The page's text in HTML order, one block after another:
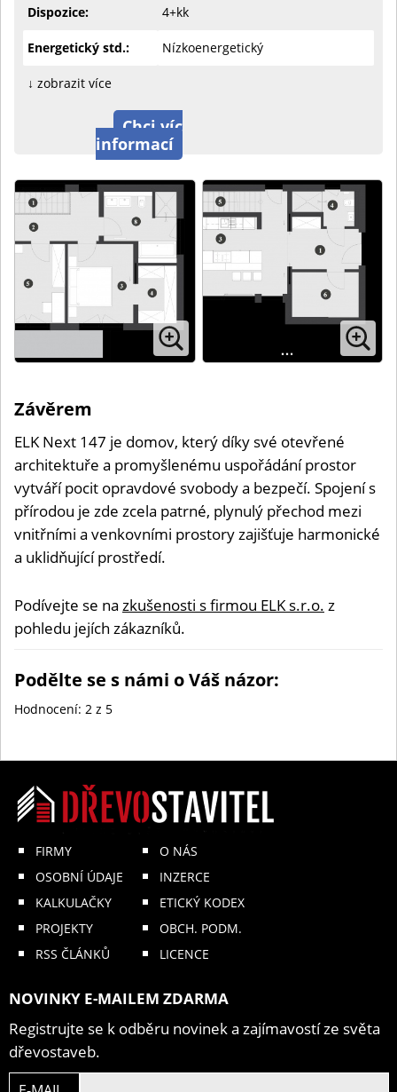
Dispozice: 4+kk
Energetický std.: Nízkoenergetický
↓ zobrazit více
Chci víc
informací
Závěrem
ELK Next 147 je domov, který díky své otevřené
architektuře a promyšlenému uspořádání prostor
vytváří pocit opravdové svobody a bezpečí. Spojení s
přírodou je zde zcela patrné, plynulý přechod mezi
vnitřními a venkovními prostory zajišťuje harmonické
a uklidňující prostředí.
Podívejte se na zkušenosti s firmou ELK s.r.o. z
pohledu jejích zákazníků.
Podělte se s námi o Váš názor:
Hodnocení: 2 z 5
FIRMY
OSOBNÍ ÚDAJE
KALKULAČKY
PROJEKTY
RSS ČLÁNKŮ
O NÁS
INZERCE
ETICKÝ KODEX
OBCH. PODM.
LICENCE
NOVINKY E-MAILEM ZDARMA
Registrujte se k odběru novinek a zajímavostí ze světa
dřevostaveb.